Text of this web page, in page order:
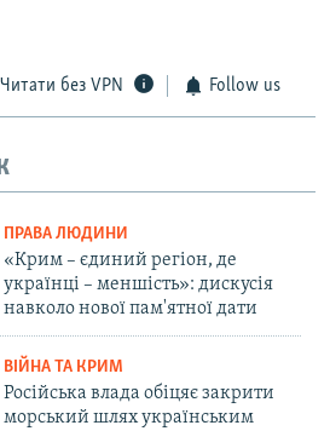
Читати без VPN Follow us
ПРАВА ЛЮДИНИ
«Крим – єдиний регіон, де
українці – меншість»: дискусія
навколо нової пам'ятної дати
ВІЙНА ТА КРИМ
Російська влада обіцяє закрити
морський шлях українським